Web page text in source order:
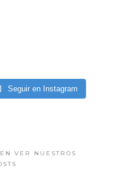
Seguir en Instagram
VER NUESTROS